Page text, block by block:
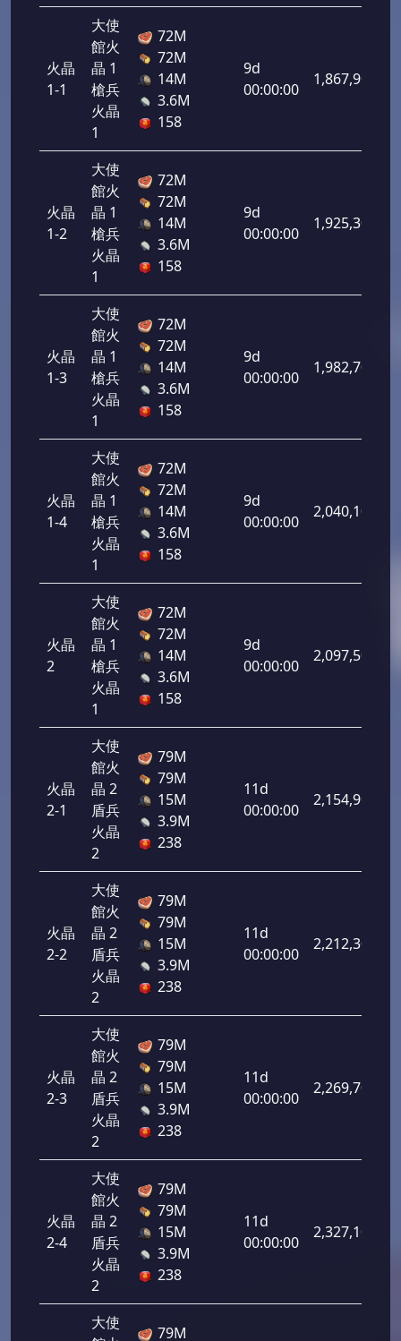
火晶
1-1
大使
館火
晶 1
槍兵
火晶
1
72M
72M
14M
3.6M
158
9d
00:00:00
1,867,900
火晶
1-2
大使
館火
晶 1
槍兵
火晶
1
72M
72M
14M
3.6M
158
9d
00:00:00
1,925,300
火晶
1-3
大使
館火
晶 1
槍兵
火晶
1
72M
72M
14M
3.6M
158
9d
00:00:00
1,982,700
火晶
1-4
大使
館火
晶 1
槍兵
火晶
1
72M
72M
14M
3.6M
158
9d
00:00:00
2,040,100
火晶
2
大使
館火
晶 1
槍兵
火晶
1
72M
72M
14M
3.6M
158
9d
00:00:00
2,097,500
火晶
2-1
大使
館火
晶 2
盾兵
火晶
2
79M
79M
15M
3.9M
238
11d
00:00:00
2,154,900
火晶
2-2
大使
館火
晶 2
盾兵
火晶
2
79M
79M
15M
3.9M
238
11d
00:00:00
2,212,300
火晶
2-3
大使
館火
晶 2
盾兵
火晶
2
79M
79M
15M
3.9M
238
11d
00:00:00
2,269,700
火晶
2-4
大使
館火
晶 2
盾兵
火晶
2
79M
79M
15M
3.9M
238
11d
00:00:00
2,327,100
大使
79M